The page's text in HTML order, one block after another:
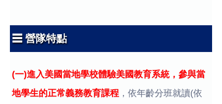
☰ 營隊特點
(一)進入美國當地學校體驗美國教育系統，參與當
地學生的正常義務教育課程 ，依年齡分班就讀(依